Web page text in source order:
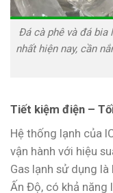
Đá cà phê và đá
nhất hiện nay, cần
Tiết kiệm điện –
Hệ thống lạnh của
vận hành với hiệu
Gas lạnh sử dụng
Ấn Độ, có khả năng